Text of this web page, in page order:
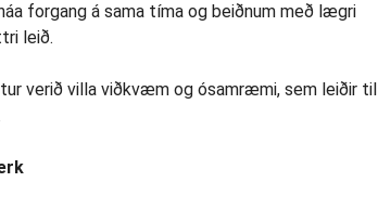
forgang á sama tíma og beiðnum með lægri
leið.
verið villa viðkvæm og ósamræmi, sem leiðir til